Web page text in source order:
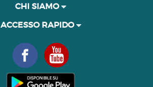
CHI SIAMO
ACCESSO RAPIDO